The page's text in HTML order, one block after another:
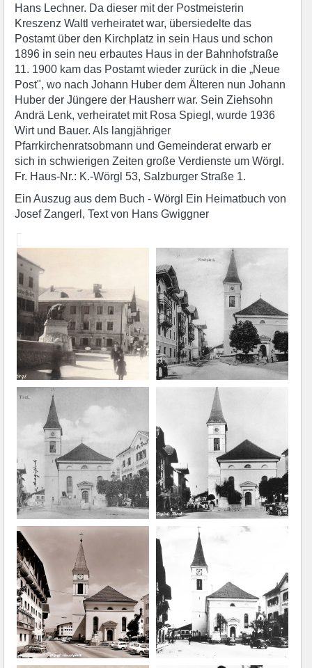
Hans Lechner. Da dieser mit der Postmeisterin
Kreszenz Waltl verheiratet war, übersiedelte das
Postamt über den Kirchplatz in sein Haus und schon
1896 in sein neu erbautes Haus in der Bahnhofstraße
11. 1900 kam das Postamt wieder zurück in die „Neue
Post", wo nach Johann Huber dem Älteren nun Johann
Huber der Jüngere der Hausherr war. Sein Ziehsohn
Andrä Lenk, verheiratet mit Rosa Spiegl, wurde 1936
Wirt und Bauer. Als langjähriger
Pfarrkirchenratsobmann und Gemeinderat erwarb er
sich in schwierigen Zeiten große Verdienste um Wörgl.
Fr. Haus-Nr.: K.-Wörgl 53, Salzburger Straße 1.
Ein Auszug aus dem Buch - Wörgl Ein Heimatbuch von
Josef Zangerl, Text von Hans Gwiggner